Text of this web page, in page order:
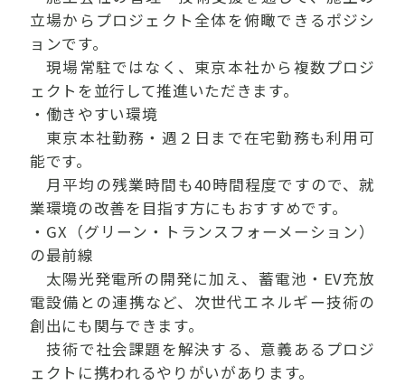
立場からプロジェクト全体を俯瞰できるポジシ
ョンです。
現場常駐ではなく、東京本社から複数プロジ
ェクトを並行して推進いただきます。
・働きやすい環境
東京本社勤務・週２日まで在宅勤務も利用可
能です。
月平均の残業時間も40時間程度ですので、就
業環境の改善を目指す方にもおすすめです。
・GX（グリーン・トランスフォーメーション）
の最前線
太陽光発電所の開発に加え、蓄電池・EV充放
電設備との連携など、次世代エネルギー技術の
創出にも関与できます。
技術で社会課題を解決する、意義あるプロジ
ェクトに携われるやりがいがあります。